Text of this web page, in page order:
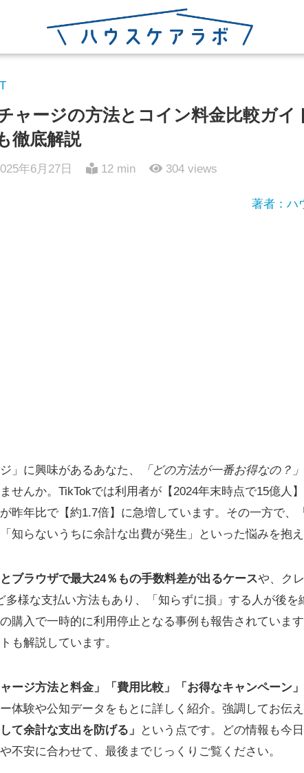
ャージの方法とコイン料金比較ガイ
徹底解説
年6月27日 12 min 304 views
著者：ハ
」に興味があるあなた、
「どの方法が一番お得なの？
せんか。TikTokでは利用者が【2024年末時点で15億人
昨年比で【約1.7倍】に急増しています。その一方で、
知らないうちに余計な出費が発生」といった悩みを抱
ブラウザで最大24％もの手数料差が出るケースや、ク
多様な支払い方法もあり、「知らずに損」する人が後を
購入で一時的に利用停止となる事例も報告されていま
も解説しています。
ャージ方法と料金」「費用比較」「お得なキャンペーン
体験や公知データをもとに詳しく紹介。強調してお伝
て余計な支出を防げる」
という点です。どの情報も今
不安に合わせて、最後までじっくりご覧ください。